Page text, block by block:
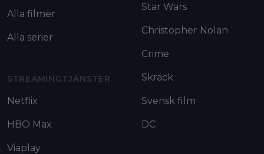
Alla filmer
Alla serier
STREAMINGTJÄNSTER
Netflix
HBO Max
Viaplay
Star Wars
Christopher Nolan
Crime
Skräck
Svensk film
DC